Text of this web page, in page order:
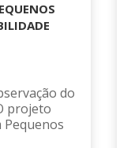
do
projeto
Pequenos